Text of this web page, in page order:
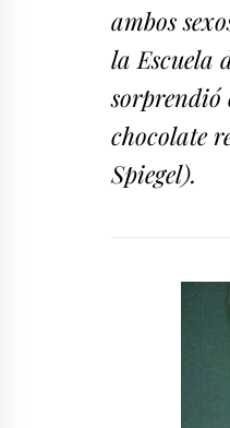
ambos
la Escuela
sorprendió
chocolate
Spiegel).